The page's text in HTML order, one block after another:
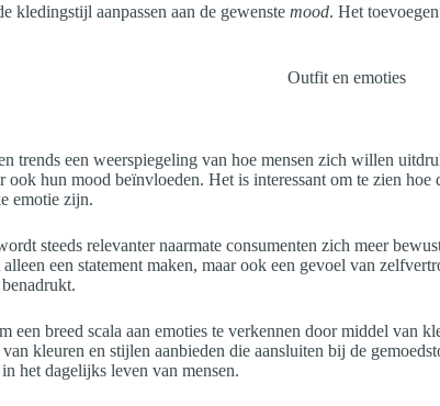
kledingstijl aanpassen aan de gewenste mood. Het
trends een weerspiegeling van hoe mensen zich willen
hun mood beïnvloeden. Het is interessant om te zien
emotie zijn.
steeds relevanter naarmate consumenten zich meer
een statement maken, maar ook een gevoel van
breed scala aan emoties te verkennen door middel van
kleuren en stijlen aanbieden die aansluiten bij de
het dagelijks leven van mensen.